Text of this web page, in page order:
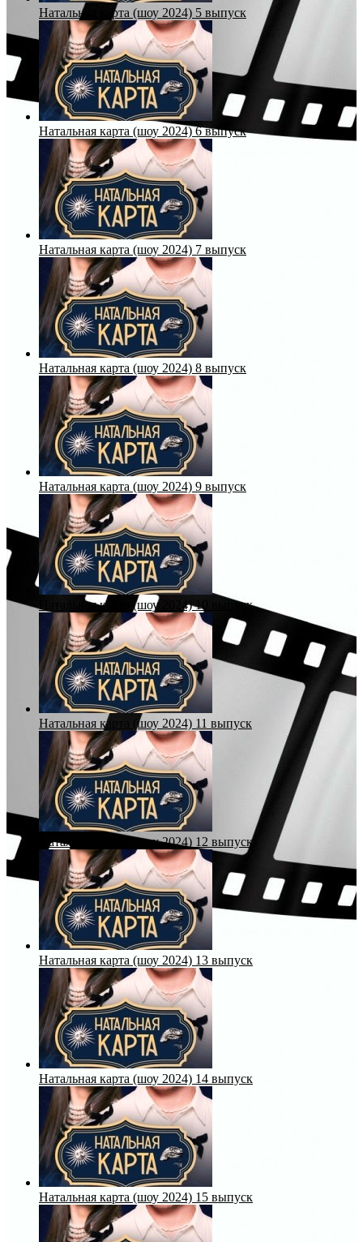
Натальная карта (шоу 2024) 5 выпуск
Натальная карта (шоу 2024) 6 выпуск
Натальная карта (шоу 2024) 7 выпуск
Натальная карта (шоу 2024) 8 выпуск
Натальная карта (шоу 2024) 9 выпуск
Натальная карта (шоу 2024) 10 выпуск
Натальная карта (шоу 2024) 11 выпуск
Натальная карта (шоу 2024) 12 выпуск
Натальная карта (шоу 2024) 13 выпуск
Натальная карта (шоу 2024) 14 выпуск
Натальная карта (шоу 2024) 15 выпуск